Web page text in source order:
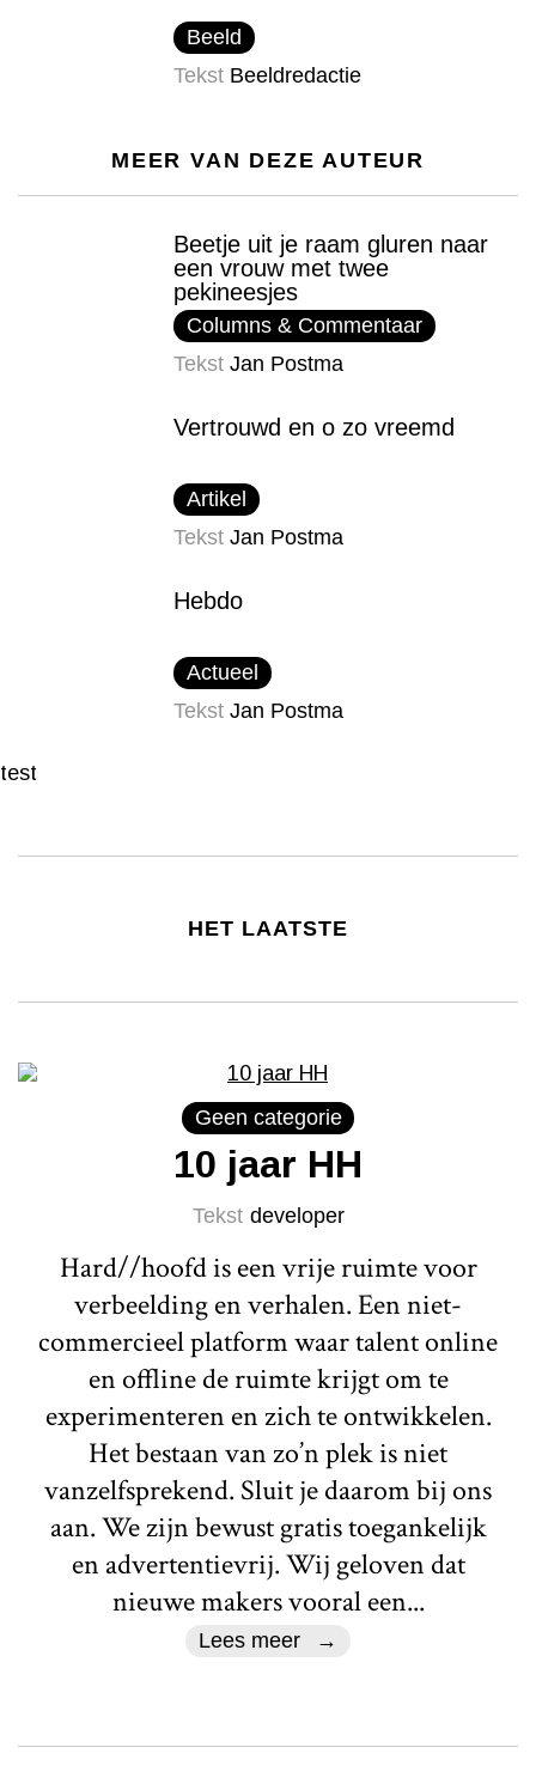
Beeld
Tekst Beeldredactie
MEER VAN DEZE AUTEUR
Beetje uit je raam gluren naar
een vrouw met twee
pekineesjes
Columns & Commentaar
Tekst Jan Postma
Vertrouwd en o zo vreemd
Artikel
Tekst Jan Postma
Hebdo
Actueel
Tekst Jan Postma
test
HET LAATSTE
Geen categorie
10 jaar HH
Tekst developer
Hard//hoofd is een vrije ruimte voor
verbeelding en verhalen. Een niet-
commercieel platform waar talent online
en offline de ruimte krijgt om te
experimenteren en zich te ontwikkelen.
Het bestaan van zo’n plek is niet
vanzelfsprekend. Sluit je daarom bij ons
aan. We zijn bewust gratis toegankelijk
en advertentievrij. Wij geloven dat
nieuwe makers vooral een...
Lees meer